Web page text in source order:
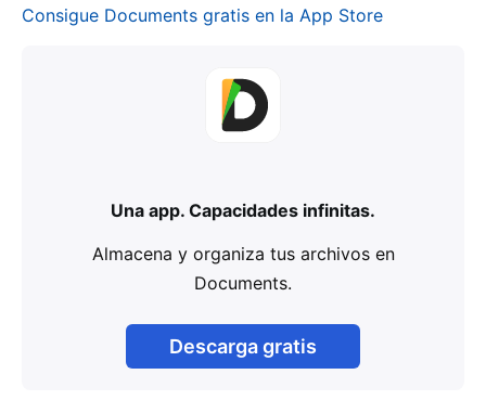
Consigue Documents gratis en la App Store
Una app. Capacidades infinitas.
Almacena y organiza tus archivos en
Documents.
Descarga gratis